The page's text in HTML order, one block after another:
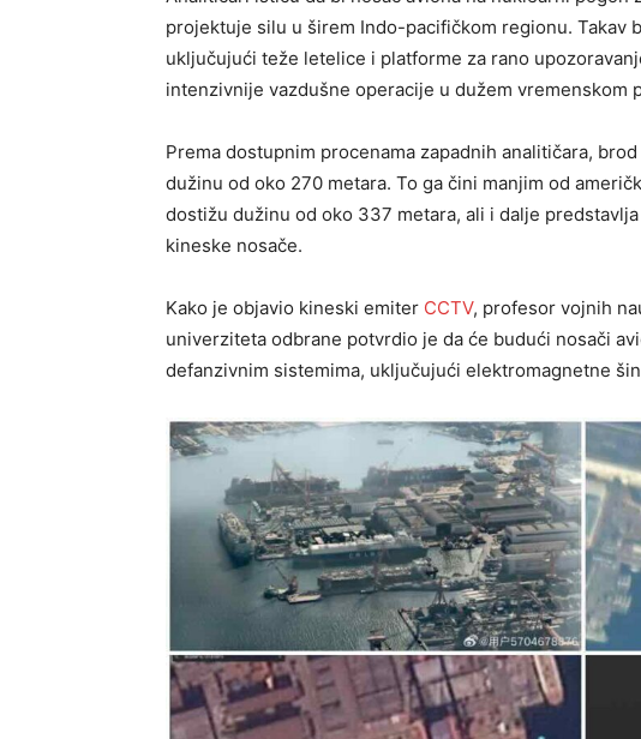
projektuje silu u širem Indo-pacifičkom regionu. Takav
uključujući teže letelice i platforme za rano
intenzivnije vazdušne operacije u dužem vremenskom
Prema dostupnim procenama zapadnih analitičara,
dužinu od oko 270 metara. To ga čini manjim od
dostižu dužinu od oko 337 metara, ali i dalje
kineske nosače.
Kako je objavio kineski emiter CCTV, profesor vojnih
univerziteta odbrane potvrdio je da će budući nosači
defanzivnim sistemima, uključujući elektromagnetne